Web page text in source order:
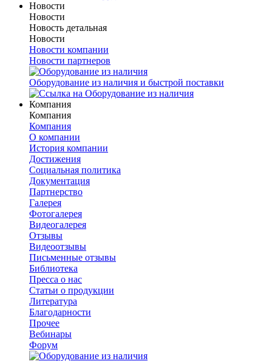
Новости
Новости
Новость детальная
Новости
Новости компании
Новости партнеров
Оборудование из наличия и быстрой поставки
Компания
Компания
Компания
О компании
История компании
Достижения
Социальная политика
Документация
Партнерство
Галерея
Фотогалерея
Видеогалерея
Отзывы
Видеоотзывы
Письменные отзывы
Библиотека
Пресса о нас
Статьи о продукции
Литература
Благодарности
Прочее
Вебинары
Форум